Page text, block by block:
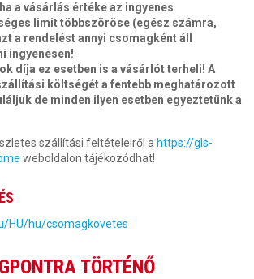
a vásárlás értéke az ingyenes
limit többszöröse (egész számra,
a rendelést annyi csomagként áll
ingyenesen!
díja ez esetben is a vásárlót terheli! A
költségét a fentebb meghatározott
de minden ilyen esetben egyeztetünk a
szállítási feltételeiről a https://gls-
weboldalon tájékozódhat!
HU/hu/csomagkovetes
TÖRTÉNŐ